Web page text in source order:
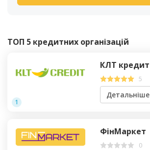
ТОП 5 кредитних організацій
1
КЛТ кредит
5
Детальніше
ФінМаркет
0